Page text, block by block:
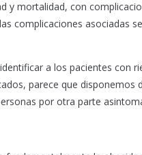
y mortalidad, con
complicaciones asociadas
a los pacientes con
parece que
por otra parte